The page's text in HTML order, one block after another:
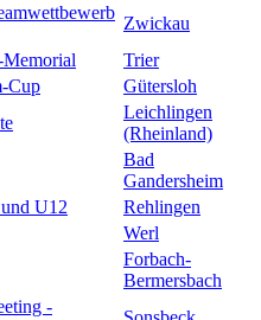
Zwickau
Trier
Cup
Gütersloh
Leichlingen
(Rheinland)
Bad
Gandersheim
U12
Rehlingen
Werl
Forbach-
Bermersbach
-